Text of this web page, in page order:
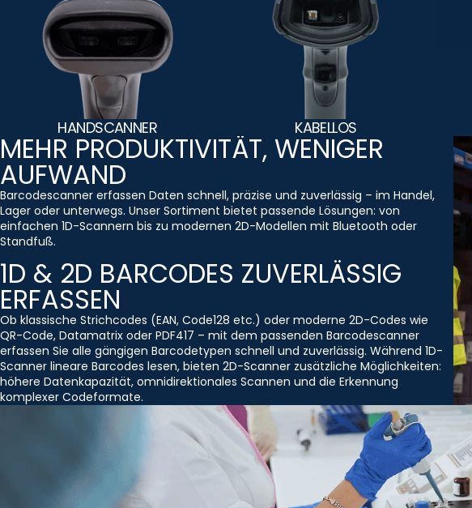
HANDSCANNER KABELLOS
MEHR PRODUKTIVITÄT, WENIGER
AUFWAND
Barcodescanner erfassen Daten schnell, präzise und zuverlässig – im Handel,
Lager oder unterwegs. Unser Sortiment bietet passende Lösungen: von
einfachen 1D-Scannern bis zu modernen 2D-Modellen mit Bluetooth oder
Standfuß.
1D & 2D BARCODES ZUVERLÄSSIG
ERFASSEN
Ob klassische Strichcodes (EAN, Code128 etc.) oder moderne 2D-Codes wie
QR-Code, Datamatrix oder PDF417 – mit dem passenden Barcodescanner
erfassen Sie alle gängigen Barcodetypen schnell und zuverlässig. Während 1D-
Scanner lineare Barcodes lesen, bieten 2D-Scanner zusätzliche Möglichkeiten:
höhere Datenkapazität, omnidirektionales Scannen und die Erkennung
komplexer Codeformate.